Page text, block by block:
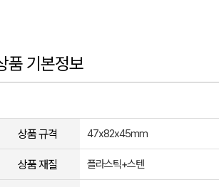
품 기본정보
상품 규격 47x82x45mm
상품 재질 플라스틱+스텐